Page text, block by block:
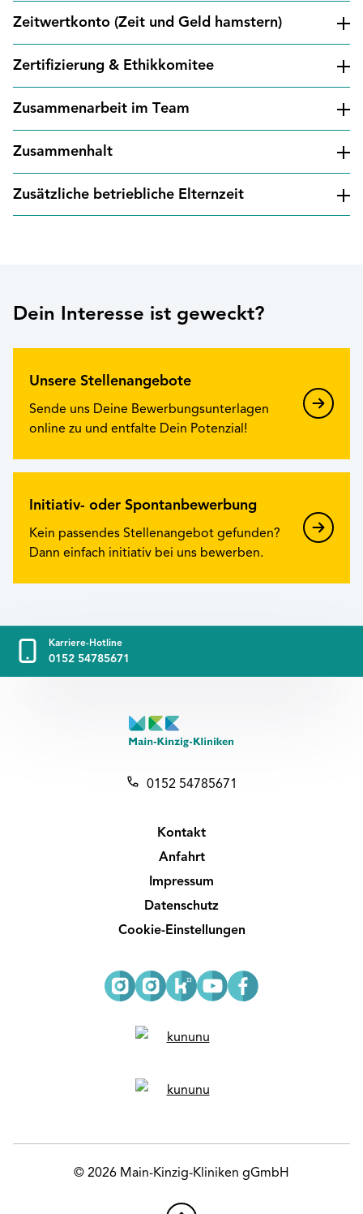
Zeitwertkonto (Zeit und Geld hamstern)
Zertifizierung & Ethikkomitee
Zusammenarbeit im Team
Zusammenhalt
Zusätzliche betriebliche Elternzeit
Dein Interesse ist geweckt?
Unsere Stellenangebote
Sende uns Deine Bewerbungsunterlagen
online zu und entfalte Dein Potenzial!
Initiativ- oder Spontanbewerbung
Kein passendes Stellenangebot gefunden?
Dann einfach initiativ bei uns bewerben.
Karriere-Hotline
0152 54785671
0152 54785671
Kontakt
Anfahrt
Impressum
Datenschutz
Cookie-Einstellungen
© 2026 Main-Kinzig-Kliniken gGmbH